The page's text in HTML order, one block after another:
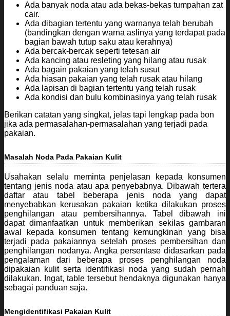
Ada banyak noda atau ada bekas-bekas tumpahan zat
cair.
Ada dibagian tertentu yang warnanya telah berubah
(bandingkan dengan warna aslinya yang terdapat pada
bagian bawah tutup saku atau kerahnya)
Ada bercak-bercak seperti tetesan air
Ada kancing atau resleting yang hilang atau rusak
Ada bagain pakaian yang telah susut
Ada hiasan pakaian yang telah rusak atau hilang
Ada lapisan di bagian tertentu yang telah rusak
Ada kondisi dan bulu kombinasinya yang telah rusak
Berikan catatan yang singkat, jelas tapi lengkap pada bon
jika ada permasalahan-permasalahan yang terjadi pada
pakaian.
Masalah Noda Pada Pakaian Kulit
Usahakan selalu meminta penjelasan kepada konsumen
tentang jenis noda atau apa penyebabnya. Dibawah tertera
daftar atau tabel beberapa jenis noda yang dapat
menyebabkan kerusakan pakaian ketika dilakukan proses
penghilangan atau pembersihannya. Tabel dibawah ini
dapat dimanfaatkan untuk memberikan sekilas gambaran
awal kepada konsumen tentang kemungkinan yang bisa
terjadi pada pakaiannya setelah proses pembersihan dan
penghilangan nodanya. Angka persentase didasarkan pada
pengalaman dari beberapa proses penghilangan noda
dipakaian kulit serta identifikasi noda yang sudah pernah
dilakukan. Ingat, table tersebut hendaknya digunakan hanya
sebagai panduan saja.
Mengidentifikasi Pakaian Kulit